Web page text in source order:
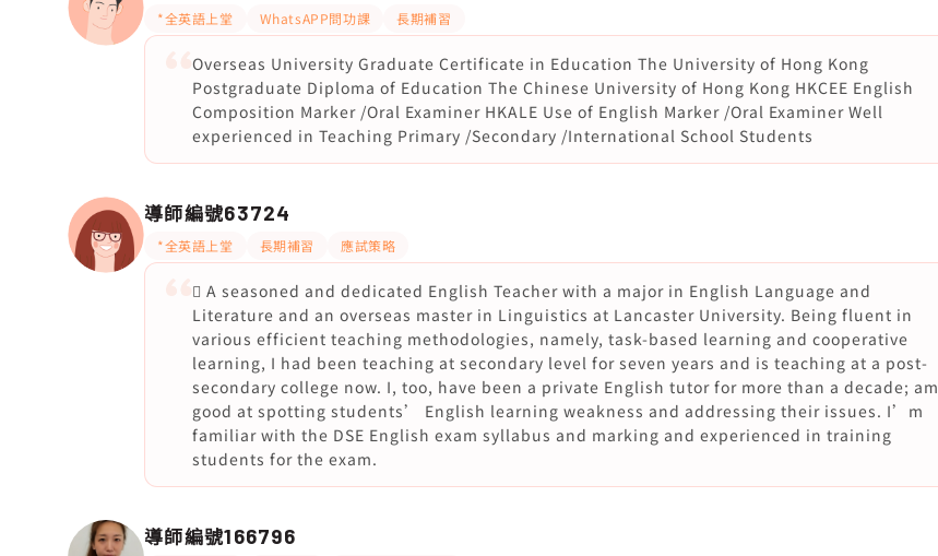
*全英語上堂 WhatsAPP問功課 長期補習
Overseas University Graduate Certificate in Education The University of Hong Kong
Postgraduate Diploma of Education The Chinese University of Hong Kong HKCEE English
Composition Marker /Oral Examiner HKALE Use of English Marker /Oral Examiner Well
experienced in Teaching Primary /Secondary /International School Students
導師編號63724
*全英語上堂 長期補習 應試策略
 A seasoned and dedicated English Teacher with a major in English Language and
Literature and an overseas master in Linguistics at Lancaster University. Being fluent in
various efficient teaching methodologies, namely, task-based learning and cooperative
learning, I had been teaching at secondary level for seven years and is teaching at a post-
secondary college now. I, too, have been a private English tutor for more than a decade; am
good at spotting students’ English learning weakness and addressing their issues. I’m
familiar with the DSE English exam syllabus and marking and experienced in training
students for the exam.
導師編號166796